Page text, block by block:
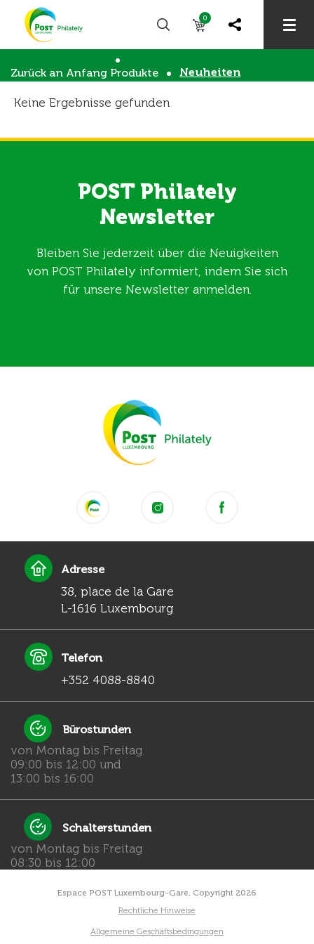
0
Zurück an Anfang Produkte Neuheiten
Keine Ergebnisse gefunden
POST Philately
Newsletter
Bleiben Sie jederzeit über die Neuigkeiten
von POST Philately informiert, indem Sie sich
für unsere Newsletter anmelden.
Adresse
38, place de la Gare
L-1616 Luxembourg
Telefon
+352 4088-8840
Bürostunden
von Montag bis Freitag
09:00 bis 12:00 und
13:00 bis 16:00
Schalterstunden
von Montag bis Freitag
08:30 bis 12:00